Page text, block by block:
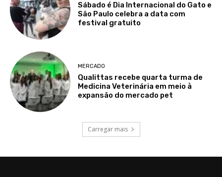
Sábado é Dia Internacional do Gato e
São Paulo celebra a data com
festival gratuito
MERCADO
Qualittas recebe quarta turma de
Medicina Veterinária em meio à
expansão do mercado pet
Carregar mais